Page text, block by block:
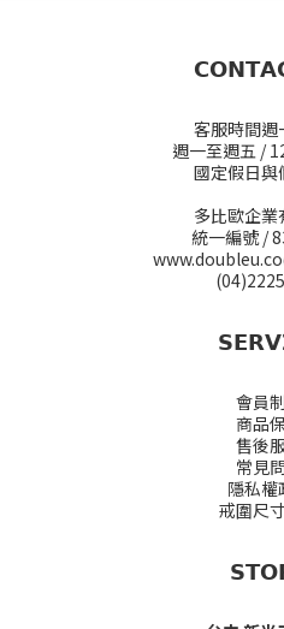
客服時間週
週一至週五 /
國定假日與
多比歐企業
統一編號 /
會員
商品
售後
常見
隱私權
戒圍尺